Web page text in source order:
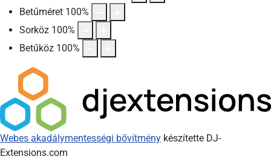
Betűméret 100%
Sorköz 100%
Betűköz 100%
Webes akadálymentességi bővítmény készítette DJ-
Extensions.com